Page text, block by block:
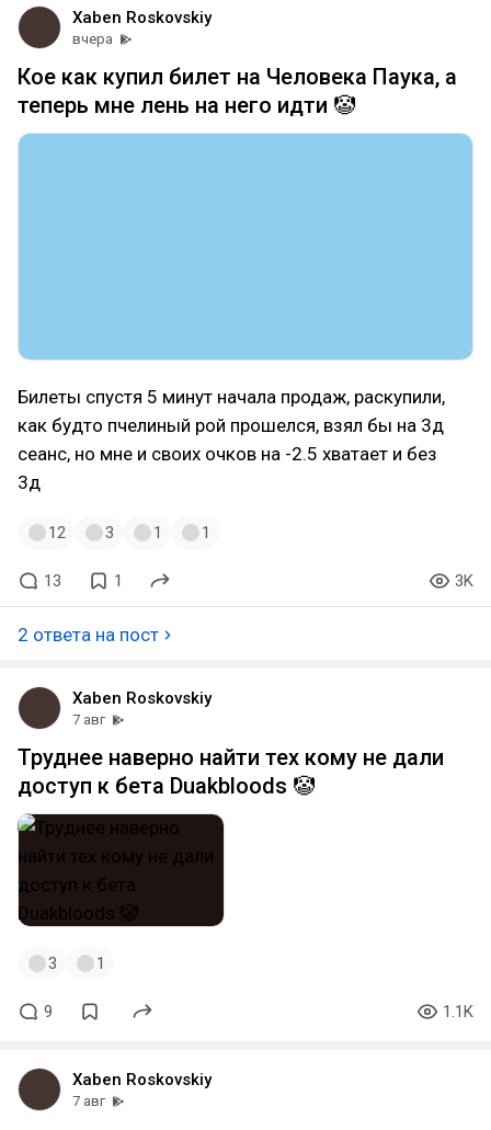
Xaben Roskovskiy
вчера
Кое как купил билет на Человека Паука, а
теперь мне лень на него идти 🤡
Билеты спустя 5 минут начала продаж, раскупили,
как будто пчелиный рой прошелся, взял бы на 3д
сеанс, но мне и своих очков на -2.5 хватает и без
3д
12 3 1 1
13 1 3K
2 ответа на пост
Xaben Roskovskiy
7 авг
Труднее наверно найти тех кому не дали
доступ к бета Duakbloods 🤡
3 1
9 1.1K
Xaben Roskovskiy
7 авг